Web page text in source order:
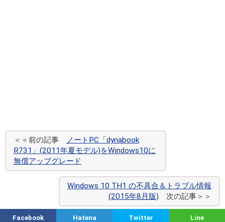
＜＜前の記事
ノートPC「dynabook
R731」(2011年夏モデル)をWindows10に
無償アップグレード
Windows 10 TH1 の不具合＆トラブル情報
(2015年8月版) 次の記事＞＞
Facebook Hatena Twitter Line